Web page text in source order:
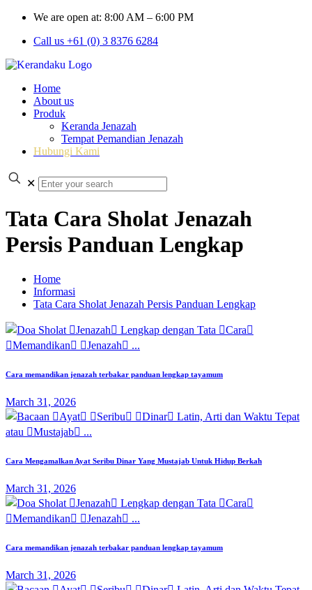
We are open at: 8:00 AM – 6:00 PM
Call us +61 (0) 3 8376 6284
Home
About us
Produk
Keranda Jenazah
Tempat Pemandian Jenazah
Hubungi Kami
✕
Tata Cara Sholat Jenazah
Persis Panduan Lengkap
Home
Informasi
Tata Cara Sholat Jenazah Persis Panduan Lengkap
Cara memandikan jenazah terbakar panduan lengkap tayamum
March 31, 2026
Cara Mengamalkan Ayat Seribu Dinar Yang Mustajab Untuk Hidup Berkah
March 31, 2026
Cara memandikan jenazah terbakar panduan lengkap tayamum
March 31, 2026